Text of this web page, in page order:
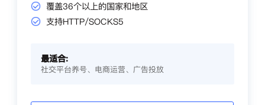
覆盖36个以上的国家和地区
支持HTTP/SOCKS5
最适合:
社交平台养号、电商运营、广告投放